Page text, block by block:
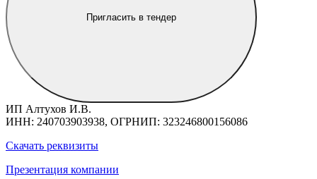
Пригласить в тендер
ИП Алтухов И.В.
ИНН: 240703903938, ОГРНИП: 323246800156086
Скачать реквизиты
Презентация компании